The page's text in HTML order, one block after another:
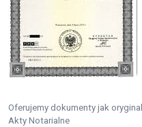
Oferujemy dokumenty jak
Akty Notarialne